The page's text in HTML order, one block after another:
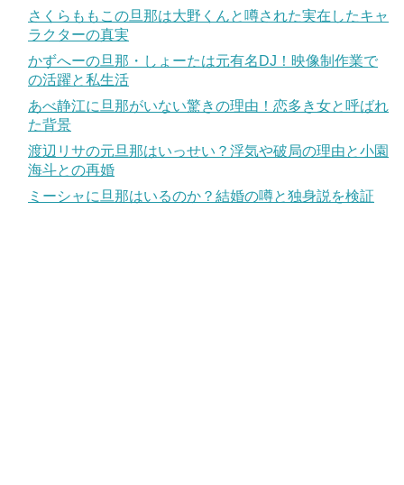
さくらももこの旦那は大野くんと噂された実在したキャ
ラクターの真実
かずへーの旦那・しょーたは元有名DJ！映像制作業で
の活躍と私生活
あべ静江に旦那がいない驚きの理由！恋多き女と呼ばれ
た背景
渡辺リサの元旦那はいっせい？浮気や破局の理由と小園
海斗との再婚
ミーシャに旦那はいるのか？結婚の噂と独身説を検証